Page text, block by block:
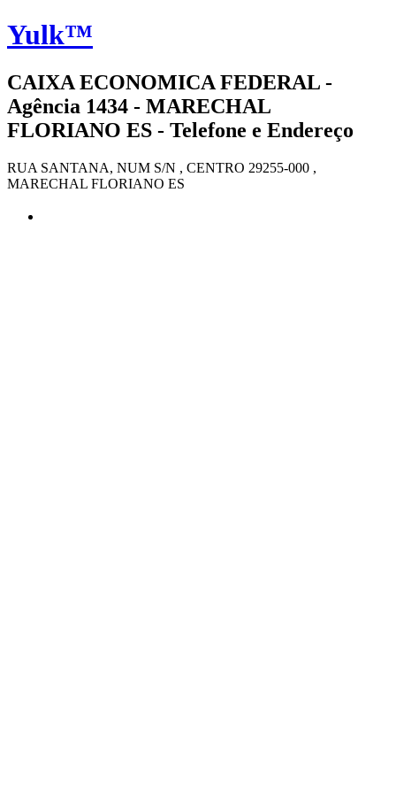
Yulk™
CAIXA ECONOMICA FEDERAL -
Agência 1434 - MARECHAL
FLORIANO ES - Telefone e Endereço
RUA SANTANA, NUM S/N , CENTRO 29255-000 ,
MARECHAL FLORIANO ES